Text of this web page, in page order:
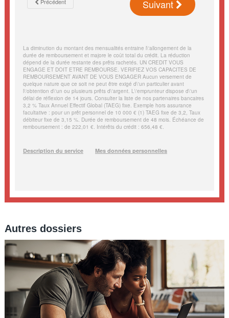
Autres dossiers